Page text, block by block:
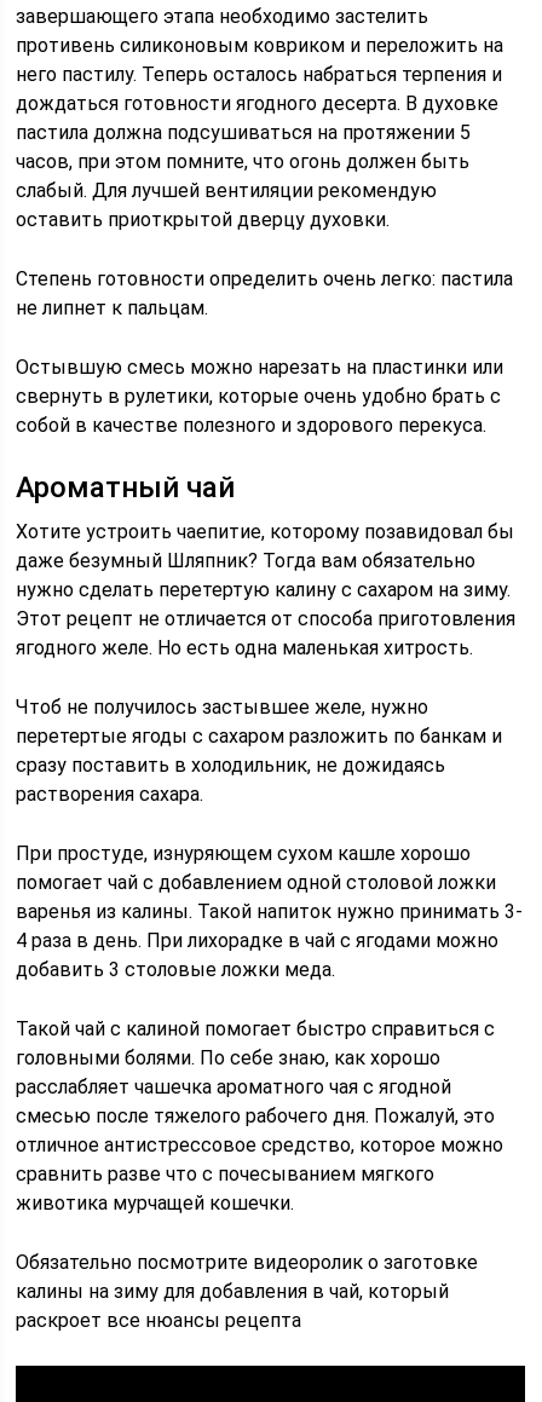
завершающего этапа необходимо застелить
противень силиконовым ковриком и переложить на
него пастилу. Теперь осталось набраться терпения и
дождаться готовности ягодного десерта. В духовке
пастила должна подсушиваться на протяжении 5
часов, при этом помните, что огонь должен быть
слабый. Для лучшей вентиляции рекомендую
оставить приоткрытой дверцу духовки.
Степень готовности определить очень легко: пастила
не липнет к пальцам.
Остывшую смесь можно нарезать на пластинки или
свернуть в рулетики, которые очень удобно брать с
собой в качестве полезного и здорового перекуса.
Ароматный чай
Хотите устроить чаепитие, которому позавидовал бы
даже безумный Шляпник? Тогда вам обязательно
нужно сделать перетертую калину с сахаром на зиму.
Этот рецепт не отличается от способа приготовления
ягодного желе. Но есть одна маленькая хитрость.
Чтоб не получилось застывшее желе, нужно
перетертые ягоды с сахаром разложить по банкам и
сразу поставить в холодильник, не дожидаясь
растворения сахара.
При простуде, изнуряющем сухом кашле хорошо
помогает чай с добавлением одной столовой ложки
варенья из калины. Такой напиток нужно принимать 3-
4 раза в день. При лихорадке в чай с ягодами можно
добавить 3 столовые ложки меда.
Такой чай с калиной помогает быстро справиться с
головными болями. По себе знаю, как хорошо
расслабляет чашечка ароматного чая с ягодной
смесью после тяжелого рабочего дня. Пожалуй, это
отличное антистрессовое средство, которое можно
сравнить разве что с почесыванием мягкого
животика мурчащей кошечки.
Обязательно посмотрите видеоролик о заготовке
калины на зиму для добавления в чай, который
раскроет все нюансы рецепта